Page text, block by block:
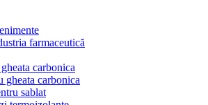
farmaceutică
carbonica
gheata carbonica
sablat